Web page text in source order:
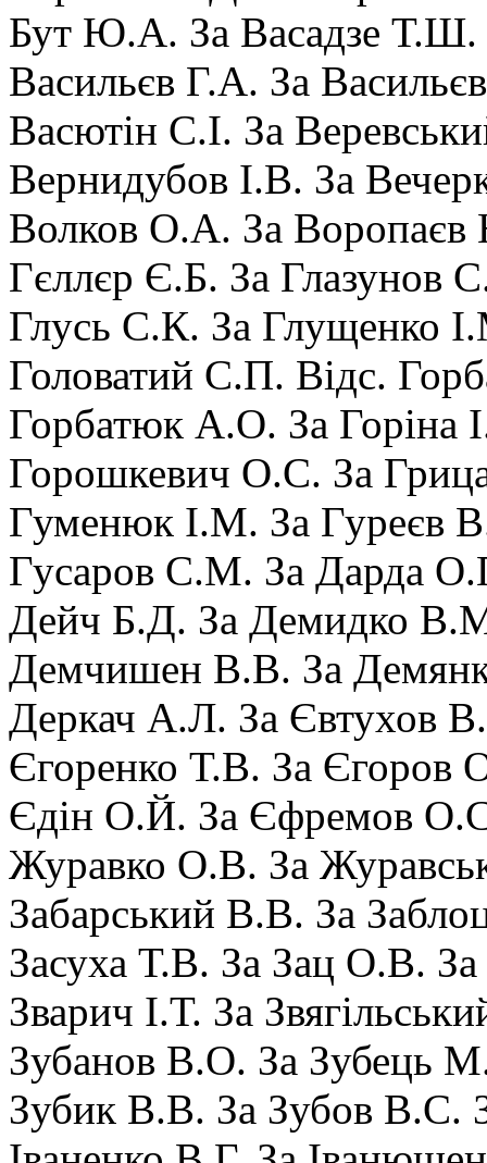
Бут Ю.А. За Васадзе Т.Ш.
Васильєв Г.А. За
Васютін С.І. За
Вернидубов І.В. За
Волков О.А. За
Гєллєр Є.Б. За Глазунов
Глусь С.К. За Глущенко
Головатий С.П. Відс.
Горбатюк А.О. За Горіна
Горошкевич О.С. За
Гуменюк І.М. За Гуреєв
Гусаров С.М. За Дарда
Дейч Б.Д. За Демидко
Демчишен В.В. За
Деркач А.Л. За Євтухов
Єгоренко Т.В. За Єгоров
Єдін О.Й. За Єфремов
Журавко О.В. За
Забарський В.В. За
Засуха Т.В. За Зац О.В. За
Зварич І.Т. За
Зубанов В.О. За Зубець
Зубик В.В. За Зубов В.С.